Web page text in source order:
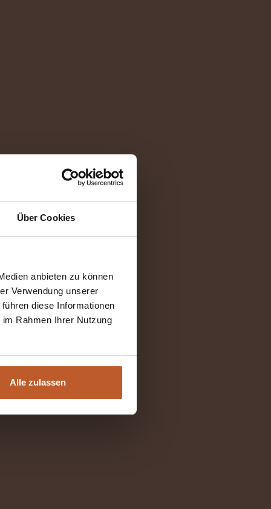
Über Cookies
anbieten zu können
Verwendung unserer
diese Informationen
Rahmen Ihrer Nutzung
Alle zulassen